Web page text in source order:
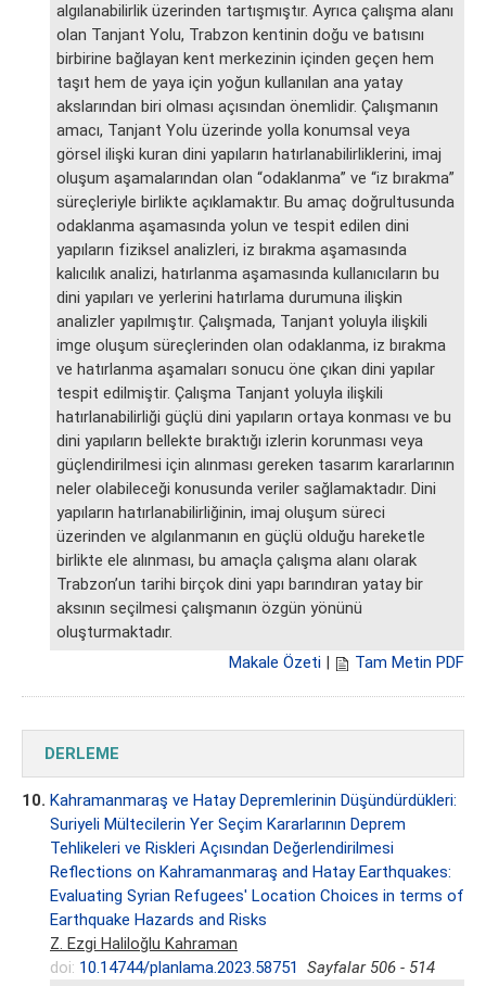
algılanabilirlik üzerinden tartışmıştır. Ayrıca çalışma alanı
olan Tanjant Yolu, Trabzon kentinin doğu ve batısını
birbirine bağlayan kent merkezinin içinden geçen hem
taşıt hem de yaya için yoğun kullanılan ana yatay
akslarından biri olması açısından önemlidir. Çalışmanın
amacı, Tanjant Yolu üzerinde yolla konumsal veya
görsel ilişki kuran dini yapıların hatırlanabilirliklerini, imaj
oluşum aşamalarından olan “odaklanma” ve “iz bırakma”
süreçleriyle birlikte açıklamaktır. Bu amaç doğrultusunda
odaklanma aşamasında yolun ve tespit edilen dini
yapıların fiziksel analizleri, iz bırakma aşamasında
kalıcılık analizi, hatırlanma aşamasında kullanıcıların bu
dini yapıları ve yerlerini hatırlama durumuna ilişkin
analizler yapılmıştır. Çalışmada, Tanjant yoluyla ilişkili
imge oluşum süreçlerinden olan odaklanma, iz bırakma
ve hatırlanma aşamaları sonucu öne çıkan dini yapılar
tespit edilmiştir. Çalışma Tanjant yoluyla ilişkili
hatırlanabilirliği güçlü dini yapıların ortaya konması ve bu
dini yapıların bellekte bıraktığı izlerin korunması veya
güçlendirilmesi için alınması gereken tasarım kararlarının
neler olabileceği konusunda veriler sağlamaktadır. Dini
yapıların hatırlanabilirliğinin, imaj oluşum süreci
üzerinden ve algılanmanın en güçlü olduğu hareketle
birlikte ele alınması, bu amaçla çalışma alanı olarak
Trabzon’un tarihi birçok dini yapı barındıran yatay bir
aksının seçilmesi çalışmanın özgün yönünü
oluşturmaktadır.
Makale Özeti
Tam Metin PDF
DERLEME
10. Kahramanmaraş ve Hatay Depremlerinin Düşündürdükleri:
Suriyeli Mültecilerin Yer Seçim Kararlarının Deprem
Tehlikeleri ve Riskleri Açısından Değerlendirilmesi
Reflections on Kahramanmaraş and Hatay Earthquakes:
Evaluating Syrian Refugees' Location Choices in terms of
Earthquake Hazards and Risks
Z. Ezgi Haliloğlu Kahraman
doi: 10.14744/planlama.2023.58751
Sayfalar 506 - 514